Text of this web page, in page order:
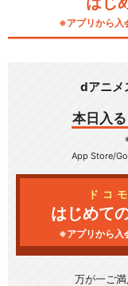
※アプリから入
dアニメ
本日入
App Store/
ドコ
はじめて
※アプリから入
万が一ご